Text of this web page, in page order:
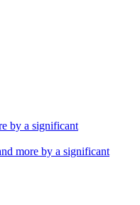
more by a significant